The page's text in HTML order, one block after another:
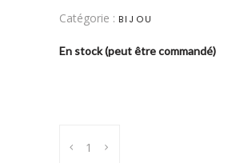
Catégorie : BIJOU
En stock (peut être commandé)
Nymphea